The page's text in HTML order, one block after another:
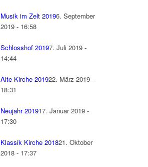
Musik im Zelt 20196. September
2019 - 16:58
Schlosshof 20197. Juli 2019 -
14:44
Alte Kirche 201922. März 2019 -
18:31
Neujahr 201917. Januar 2019 -
17:30
Klassik Kirche 201821. Oktober
2018 - 17:37